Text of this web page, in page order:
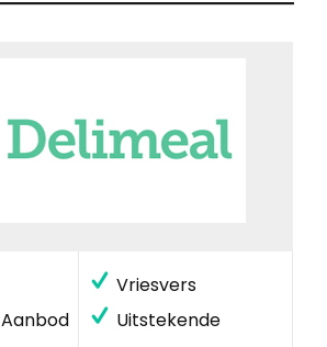
Aanbod
Vriesvers
Uitstekende